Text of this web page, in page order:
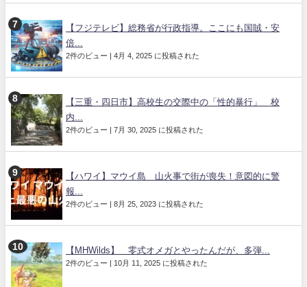
【フジテレビ】総務省が行政指導。ここにも国賊・安
倍...
2件のビュー | 4月 4, 2025 に投稿された
【三重・四日市】高校生の交際中の「性的暴行」 校
内...
2件のビュー | 7月 30, 2025 に投稿された
【ハワイ】マウイ島 山火事で街が喪失！意図的に警
報...
2件のビュー | 8月 25, 2023 に投稿された
【MHWilds】 零式オメガとやったんだが、多弾...
2件のビュー | 10月 11, 2025 に投稿された